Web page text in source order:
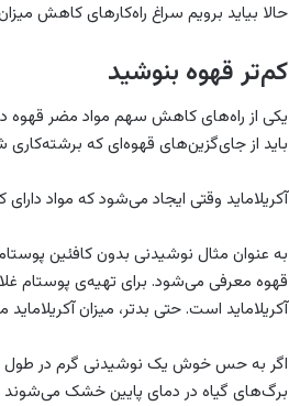
حالا بیاید برویم سراغ راه‌کارهای کاهش
کم‌تر قهوه بنوشید
یکی از راه‌های کاهش سهم مواد مضر قهوه در
باید از جای‌گزین‌های قهوه‌ای که برشته‌کاری
آکریلاماید وقتی ایجاد می‌شود که مواد
قهوه معرفی می‌شود. برای تهیه‌ی پوستام
آکریلاماید است. حتی بدتر، میزان
اگر به حس خوش یک نوشیدنی گرم در طول
برگ‌های گیاه در دمای پایین خشک می‌شوند